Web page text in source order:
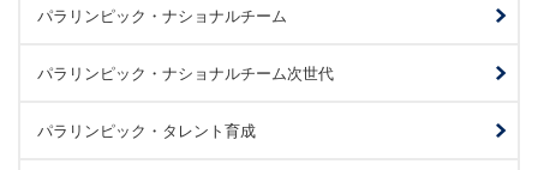
パラリンピック・ナショナルチーム
パラリンピック・ナショナルチーム次世代
パラリンピック・タレント育成